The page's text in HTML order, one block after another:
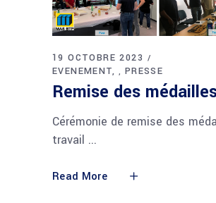
19 OCTOBRE 2023
EVENEMENT
, PRESSE
Remise des
Cérémonie de remise des
travail
Read More